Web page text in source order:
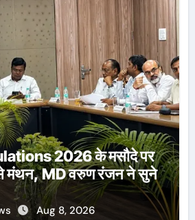
2026 के मसौदे पर
से मंथन, MD वरुण रंजन ने सुने
Aug 8, 2026